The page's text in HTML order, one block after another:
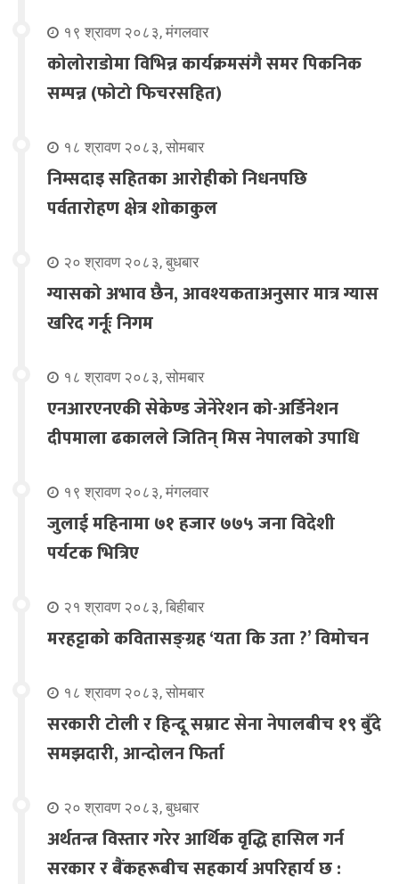
१९ श्रावण २०८३, मंगलवार
कोलोराडोमा विभिन्न कार्यक्रमसंगै समर पिकनिक
सम्पन्न (फोटो फिचरसहित)
१८ श्रावण २०८३, सोमबार
निम्सदाइ सहितका आरोहीको निधनपछि
पर्वतारोहण क्षेत्र शोकाकुल
२० श्रावण २०८३, बुधबार
ग्यासको अभाव छैन, आवश्यकताअनुसार मात्र ग्यास
खरिद गर्नूः निगम
१८ श्रावण २०८३, सोमबार
एनआरएनएकी सेकेण्ड जेनेरेशन को-अर्डिनेशन
दीपमाला ढकालले जितिन् मिस नेपालको उपाधि
१९ श्रावण २०८३, मंगलवार
जुलाई महिनामा ७१ हजार ७७५ जना विदेशी
पर्यटक भित्रिए
२१ श्रावण २०८३, बिहीबार
मरहट्टाको कवितासङ्ग्रह ‘यता कि उता ?’ विमोचन
१८ श्रावण २०८३, सोमबार
सरकारी टोली र हिन्दू सम्राट सेना नेपालबीच १९ बुँदे
समझदारी, आन्दोलन फिर्ता
२० श्रावण २०८३, बुधबार
अर्थतन्त्र विस्तार गरेर आर्थिक वृद्धि हासिल गर्न
सरकार र बैंकहरूबीच सहकार्य अपरिहार्य छ :